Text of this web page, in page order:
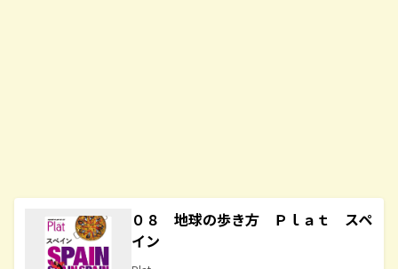
０８ 地球の歩き方 Ｐｌａｔ スペ
イン